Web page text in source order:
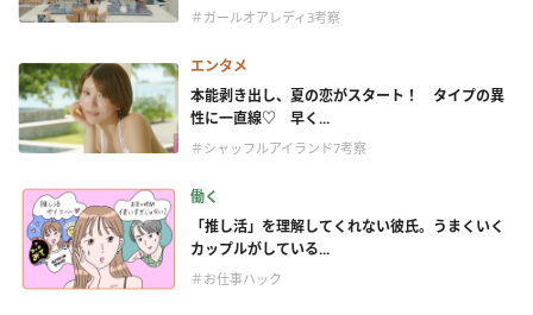
＃ガールオアレディ3考察
エンタメ
本能剥き出し、夏の恋がスタート！ タイプの異
性に一直線♡ 早く...
＃シャッフルアイランド7考察
働く
「推し活」を理解してくれない彼氏。うまくいく
カップルがしている...
＃お仕事ハック